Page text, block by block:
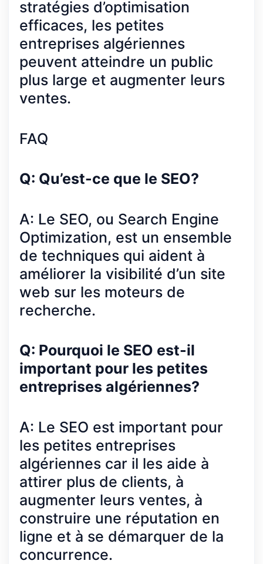
stratégies d’optimisation
efficaces, les petites
entreprises algériennes
peuvent atteindre un public
plus large et augmenter leurs
ventes.
FAQ
Q: Qu’est-ce que le SEO?
A: Le SEO, ou Search Engine
Optimization, est un ensemble
de techniques qui aident à
améliorer la visibilité d’un site
web sur les moteurs de
recherche.
Q: Pourquoi le SEO est-il
important pour les petites
entreprises algériennes?
A: Le SEO est important pour
les petites entreprises
algériennes car il les aide à
attirer plus de clients, à
augmenter leurs ventes, à
construire une réputation en
ligne et à se démarquer de la
concurrence.